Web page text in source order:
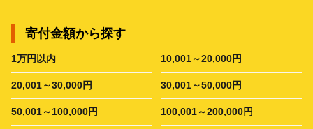
寄付金額から探す
1万円以内 10,001～20,000円
20,001～30,000円 30,001～50,000円
50,001～100,000円 100,001～200,000円